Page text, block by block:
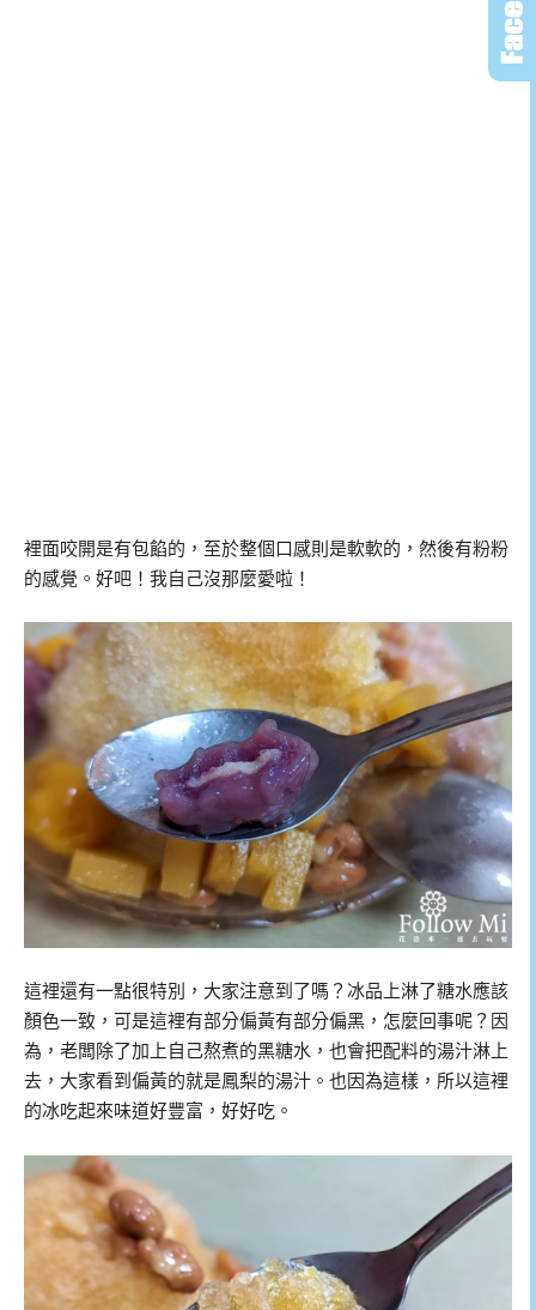
裡面咬開是有包餡的，至於整個口感則是軟軟的，然後有粉粉
的感覺。好吧！我自己沒那麼愛啦！
這裡還有一點很特別，大家注意到了嗎？冰品上淋了糖水應該
顏色一致，可是這裡有部分偏黃有部分偏黑，怎麼回事呢？因
為，老闆除了加上自己熬煮的黑糖水，也會把配料的湯汁淋上
去，大家看到偏黃的就是鳳梨的湯汁。也因為這樣，所以這裡
的冰吃起來味道好豐富，好好吃。